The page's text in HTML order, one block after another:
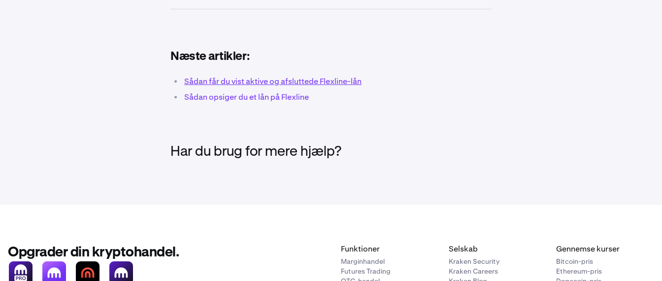
USDC, BTC, ETH og mere. I dette eksempel vil vi foretage et
Låni sektionen Værktøjer og mere.
Næste artikler:
• Sådan får du vist aktive og afsluttede Flexline-lån
• Sådan opsiger du et lån på Flexline
Har du brug for mere hjælp?
Opgrader din kryptohandel. Funktioner
Marginhandel
Futures Trading
Selskab
Kraken Security
Kraken Careers
Gennemse kurser
Bitcoin-pris
Ethereum-pris